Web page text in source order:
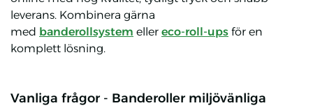
leverans. Kombinera gärna
med banderollsystem eller eco-roll-ups för en
komplett lösning.
Vanliga frågor - Banderoller miljövänliga